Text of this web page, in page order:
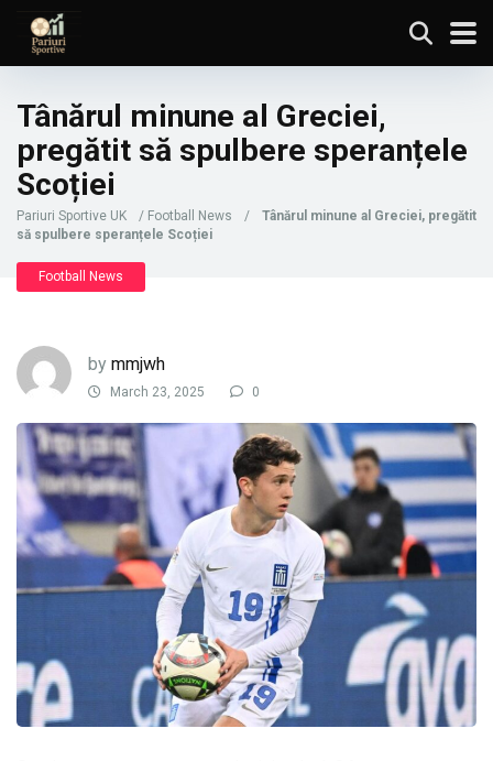
Tânărul minune al Greciei,
pregătit să spulbere speranțele
Scoției
Pariuri Sportive UK / Football News /
Tânărul minune al Greciei, pregătit
să spulbere speranțele Scoției
Football News
by mmjwh
March 23, 2025 0